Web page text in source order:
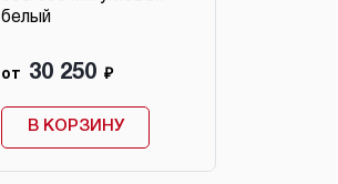
белый
от 30 250 ₽
В КОРЗИНУ